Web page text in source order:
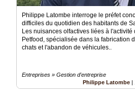
Philippe Latombe interroge le préfet
difficiles du quotidien des habitants de
Les nuisances olfactives liées à l'activité
Petfood, spécialisée dans la fabrication
chats et l'abandon de véhicules..
Entreprises » Gestion d'entreprise
Philippe Latombe |